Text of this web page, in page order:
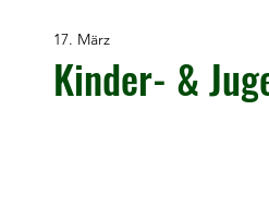
Präventionsangebote
Kinder- &
17. März